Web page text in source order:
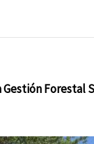
Forestal